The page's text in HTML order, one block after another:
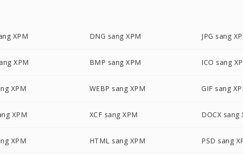
XPM DNG sang XPM JPG sang
XPM BMP sang XPM ICO sang
XPM WEBP sang XPM GIF sang
XPM XCF sang XPM DOCX sang
XPM HTML sang XPM PSD sang